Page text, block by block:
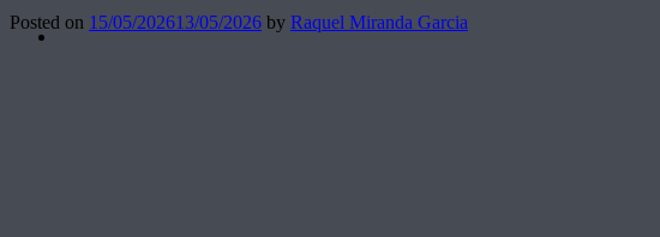
Posted on 15/05/202613/05/2026 by Raquel Miranda Garcia